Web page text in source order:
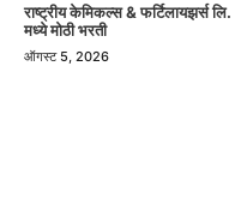
राष्ट्रीय केमिकल्स & फर्टिलायझर्स लि.
मध्ये मोठी भरती
ऑगस्ट 5, 2026